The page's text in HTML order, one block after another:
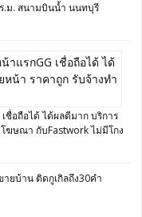
.ม. สนามบินน้ำ นนทบุรี
อถือได้ ได้ผลดีมาก บริการ
ฆษณา กับFastwork ไม่มีโกง
ยบ้าน ติดกูเกิลถึง30คำ